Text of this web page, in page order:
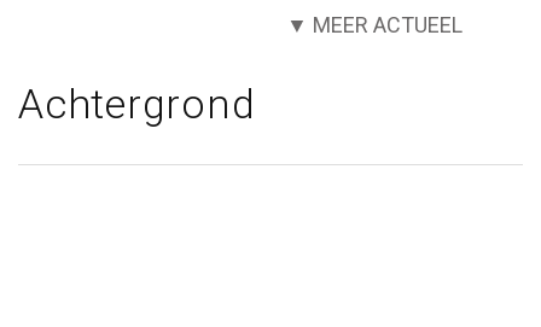
▼ MEER ACTUEEL
Achtergrond